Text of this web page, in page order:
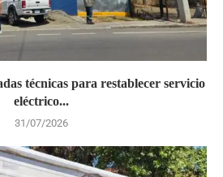
técnicas para restablecer servicio
eléctrico...
31/07/2026